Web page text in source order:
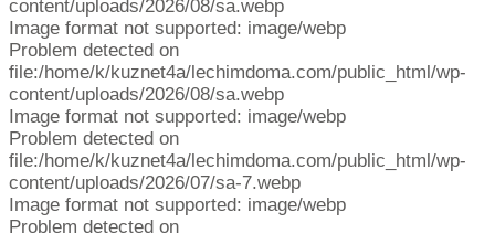
content/uploads/2026/08/sa.webp
Image format not supported: image/webp
Problem detected on
file:/home/k/kuznet4a/lechimdoma.com/public_html/wp-
content/uploads/2026/08/sa.webp
Image format not supported: image/webp
Problem detected on
file:/home/k/kuznet4a/lechimdoma.com/public_html/wp-
content/uploads/2026/07/sa-7.webp
Image format not supported: image/webp
Problem detected on